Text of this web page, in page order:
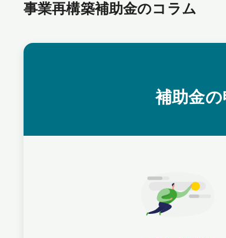
事業再構築補助金のコラム
補助金